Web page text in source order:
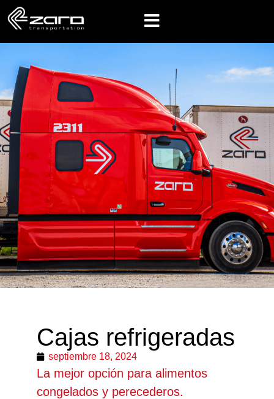
Cajas refrigeradas
septiembre 18, 2024
La mejor opción para alimentos
congelados y perecederos.